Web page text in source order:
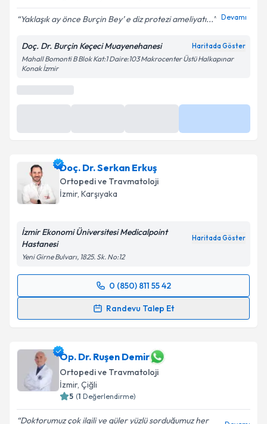
Yaklaşık ay önce Burçin Bey’ e diz protezi ameliyatı... Devamı
Doç. Dr. Burçin Keçeci Muayenehanesi Haritada Göster
Mahall Bomonti B Blok Kat:1 Daire:103 Makrocenter Üstü Halkapınar
Konak İzmir
Doç. Dr. Serkan Erkuş
Ortopedi ve Travmatoloji
İzmir, Karşıyaka
İzmir Ekonomi Üniversitesi Medicalpoint
Hastanesi
Haritada Göster
Yeni Girne Bulvarı, 1825. Sk. No:12
0 (850) 811 55 42
Randevu Talep Et
Randevu Takvimi Talebi
takvim hazırlandığında e-posta ile bilgilendireceğiz.
E-posta Adresiniz
Op. Dr. Ruşen Demir
Ortopedi ve Travmatoloji
İzmir, Çiğli
5 (1 Değerlendirme)
Doktorumuz çok ilgili ve güler yüzlü sorduğumuz her